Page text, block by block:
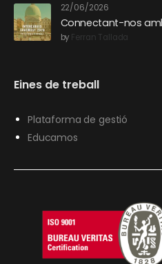
22/06/2026
Connectant-nos
byFerran Tallada
Eines de treball
Plataforma de gestió
Educamos